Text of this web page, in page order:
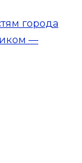
города
—